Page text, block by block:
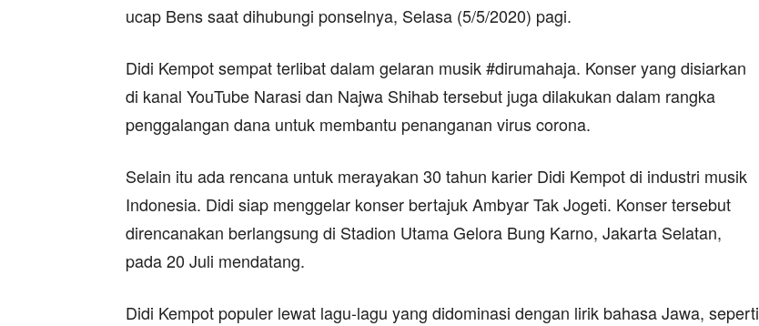
ucap Bens saat dihubungi ponselnya, Selasa (5/5/2020) pagi.
Didi Kempot sempat terlibat dalam gelaran musik #dirumahaja. Konser yang disiarkan
di kanal YouTube Narasi dan Najwa Shihab tersebut juga dilakukan dalam rangka
penggalangan dana untuk membantu penanganan virus corona.
Selain itu ada rencana untuk merayakan 30 tahun karier Didi Kempot di industri musik
Indonesia. Didi siap menggelar konser bertajuk Ambyar Tak Jogeti. Konser tersebut
direncanakan berlangsung di Stadion Utama Gelora Bung Karno, Jakarta Selatan,
pada 20 Juli mendatang.
Didi Kempot populer lewat lagu-lagu yang didominasi dengan lirik bahasa Jawa, seperti